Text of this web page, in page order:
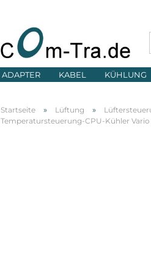
ADAPTER KABEL KÜHLUNG
Startseite » Lüftung »
Temperatursteuerung-CPU-Kühler Vario